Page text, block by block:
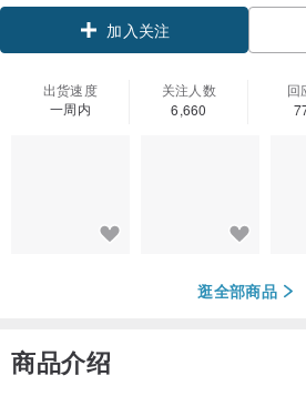
加入关注
出货速度
一周内
关注人数
6,660
回
逛全部商品
商品介绍